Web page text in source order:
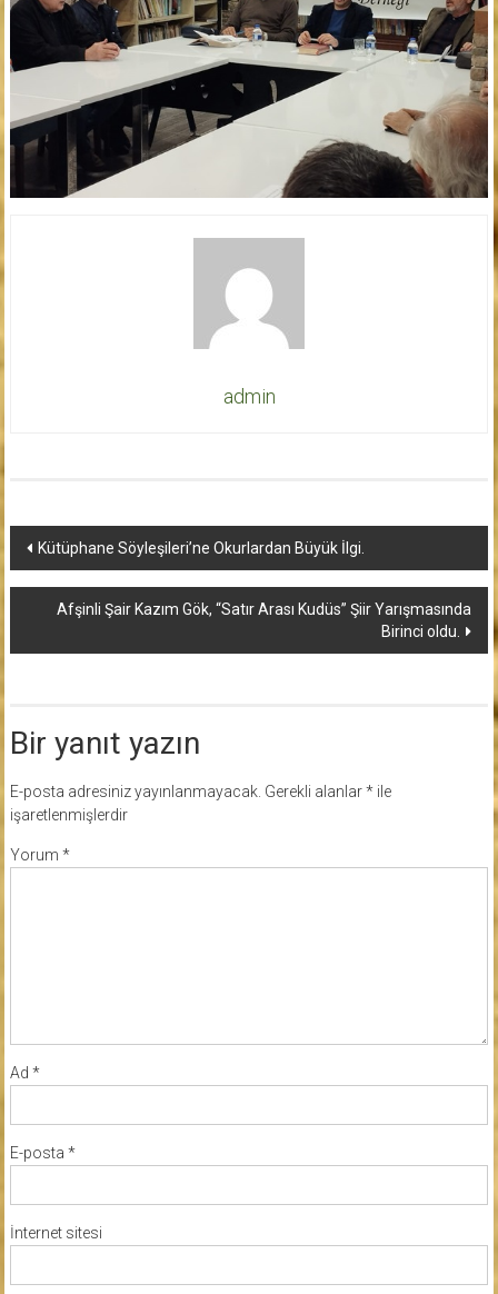
admin
Yazı
dolaşımı
Kütüphane Söyleşileri’ne Okurlardan Büyük İlgi.
Afşinli Şair Kazım Gök, “Satır Arası Kudüs” Şiir Yarışmasında
Birinci oldu.
Bir yanıt yazın
E-posta adresiniz yayınlanmayacak. Gerekli alanlar*ile
işaretlenmişlerdir
Yorum *
Ad *
E-posta *
İnternet sitesi